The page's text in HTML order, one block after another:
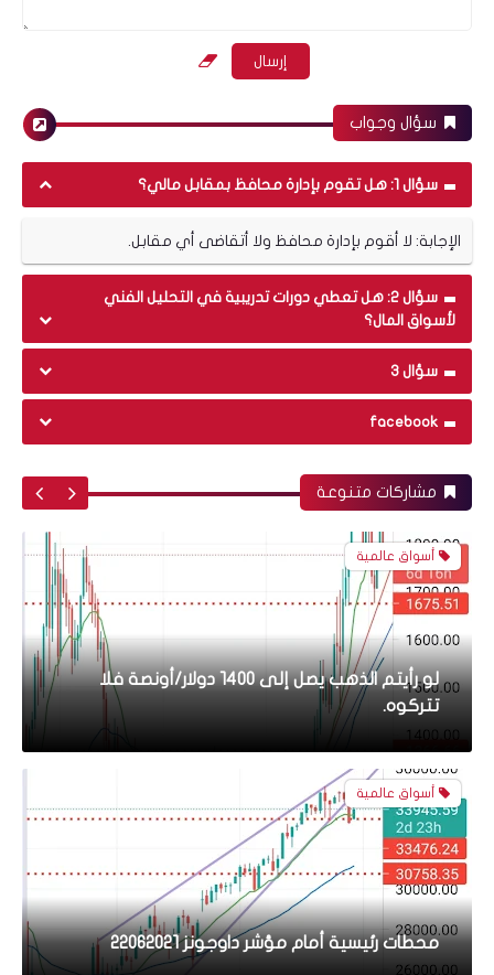
سؤال وجواب
سؤال 1: هل تقوم بإدارة محافظ بمقابل مالي؟
الإجابة: لا أقوم بإدارة محافظ ولا أتقاضى أي مقابل.
سؤال 2: هل تعطي دورات تدريبية في التحليل الفني
لأسواق المال؟
سؤال 3
facebook
مشاركات متنوعة
أسواق عالمية
تتركوه.
أسواق عالمية
محطات رئيسية أمام مؤشر داوجونز 22062021
البورصة المصرية
بالمختصر المفيد - اسيك للتعدينASCM - 30052021